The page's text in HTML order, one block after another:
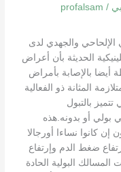
/
profalsam
والجهدي لدى
الإكلينيكية الحديثة بأن أعراض
أيضا بالإصابة بأمراض
المثانة ذو الفعالية
بالتبول
بولي أو بدونه.هذه
إن كانوا نساءا أورجالا
ضغط الدم وإرتفاع
المسالك البولية الحادة